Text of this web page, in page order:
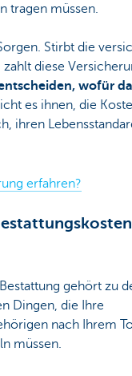
tragen müssen.
Stirbt die
diese
wofür
es ihnen, die
ihren
erfahren?
Bestattung gehört zu
Dingen, die Ihre
nach Ihrem
müssen.